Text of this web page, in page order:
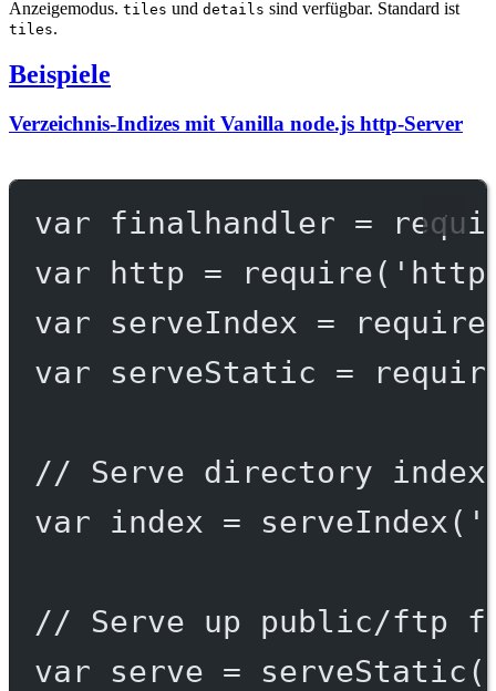
Anzeigemodus. tiles und details sind verfügbar. Standard ist
tiles.
Beispiele
Verzeichnis-Indizes mit Vanilla node.js http-Server
var finalhandler =
var http = require(
var serveIndex = require
var serveStatic =
// Serve directory
var index = serveIndex (
// Serve up public/ftp
var serve = serveStatic (